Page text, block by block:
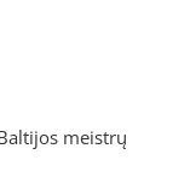
meistrų